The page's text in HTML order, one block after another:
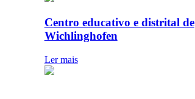
Centro educativo e distrital de
Wichlinghofen
Ler mais